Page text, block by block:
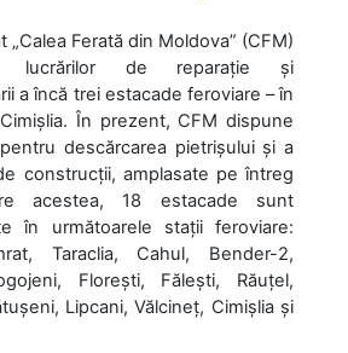
Ferată din Moldova” (CFM)
lucrărilor de reparație și
a încă trei estacade feroviare – în
În prezent, CFM dispune
descărcarea pietrișului și a
construcții, amplasate pe întreg
acestea, 18 estacade sunt
în următoarele stații feroviare:
Taraclia, Cahul, Bender-2,
Florești, Fălești, Răuțel,
Lipcani, Vălcineț, Cimișlia și